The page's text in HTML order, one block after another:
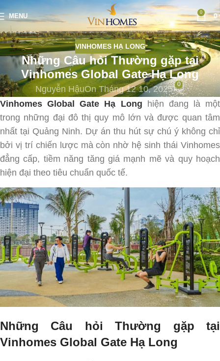
MENU
0
0
VINHOMES HẠ LONG
Những Câu hỏi Thường gặp tại
Vinhomes Global Gate Hạ Long
Nguyễn HậuOn Tháng 12 10, 2025 0
Vinhomes Global Gate Hạ Long hiện đang là một
trong những đại đô thị quy mô lớn và được quan tâm
nhất tại Quảng Ninh. Dự án thu hút sự chú ý không chỉ
bởi vị trí chiến lược mà còn nhờ hệ sinh thái Vinhomes
đẳng cấp, tiềm năng tăng giá mạnh mẽ và quy hoạch
hiện đại theo tiêu chuẩn quốc tế.
Những Câu hỏi Thường gặp tại
Vinhomes Global Gate Hạ Long